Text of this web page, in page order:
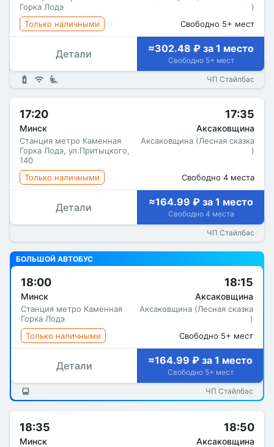
Горка Лодэ
)
Только наличными
Свободно 5+ мест
Детали ≈302.48 ₽ за 1 место
Свободно 5+ мест
ЧП Стайлбас
17:20
Минск
Станция метро Каменная
Горка Лодэ, ул.Притыцкого,
140
17:35
Аксаковщина
Аксаковщина (Лесная сказка
)
Только наличными Свободно 4 места
Детали ≈164.99 ₽ за 1 место
Свободно 4 места
ЧП Стайлбас
БОЛЬШОЙ АВТОБУС
18:00
Минск
Станция метро Каменная
Горка Лодэ
18:15
Аксаковщина
Аксаковщина (Лесная сказка
)
Только наличными
Свободно 5+ мест
Детали ≈164.99 ₽ за 1 место
Свободно 5+ мест
ЧП Стайлбас
18:35
Минск
18:50
Аксаковщина